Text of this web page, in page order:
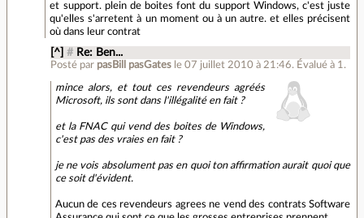
et support. plein de boites font du support Windows, c'est juste
qu'elles s'arretent à un moment ou à un autre. et elles précisent
où dans leur contrat
[^] # Re: Ben...
Posté par pasBill pasGates le 07 juillet 2010 à 21:46. Évalué à 1 .
mince alors, et tout ces revendeurs agréés
Microsoft, ils sont dans l'illégalité en fait ?
et la FNAC qui vend des boites de Windows,
c'est pas des vraies en fait ?
je ne vois absolument pas en quoi ton affirmation aurait quoi que
ce soit d'évident.
Aucun de ces revendeurs agrees ne vend des contrats Software